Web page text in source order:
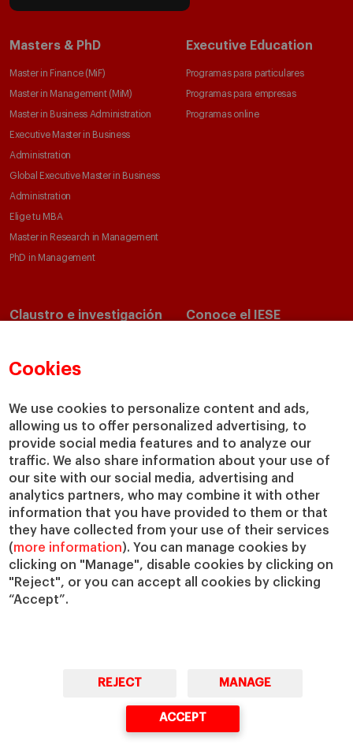
Cookies
We use cookies to personalize content and ads,
allowing us to offer personalized advertising, to
provide social media features and to analyze our
traffic. We also share information about your use of
our site with our social media, advertising and
analytics partners, who may combine it with other
information that you have provided to them or that
they have collected from your use of their services
(more information). You can manage cookies by
clicking on "Manage", disable cookies by clicking on
"Reject", or you can accept all cookies by clicking
“Accept”.
REJECT MANAGE
ACCEPT
Masters & PhD
Master in Finance (MiF)
Master in Management (MiM)
Master in Business Administration
Executive Master in Business
Administration
Global Executive Master in Business
Administration
Elige tu MBA
Master in Research in Management
PhD in Management
Executive Education
Programas para particulares
Programas para empresas
Programas online
Claustro e investigación
Departamentos académicos
Cátedras
IESE Insight
IESE Publishing
Conoce el IESE
Nuestro impacto
Colabora con el IESE
Servicios
Biblioteca
Canal de Compliance
Capellanía
IESE Shop
Jobs @IESE
Préstamos y becas
© Copyright, 2026. IESE Business School | University of Navarra
Cookies Ciberseguridad